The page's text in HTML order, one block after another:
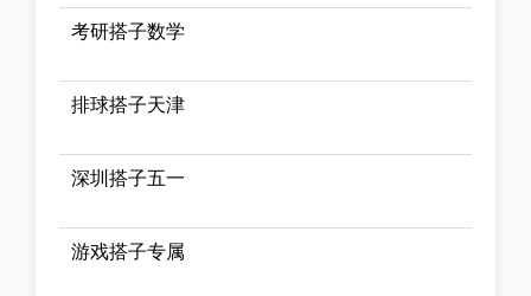
考研搭子数学
排球搭子天津
深圳搭子五一
游戏搭子专属